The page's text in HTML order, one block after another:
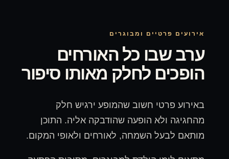
אירועים פרטיים ומבוגרים
ערב שבו כל האורחים
הופכים לחלק מאותו סיפור
באירוע פרטי חשוב שהמופע ירגיש חלק
מהחגיגה ולא הופעה שהודבקה אליה. התוכן
מותאם לבעל השמחה, לאורחים ולאופי המקום.